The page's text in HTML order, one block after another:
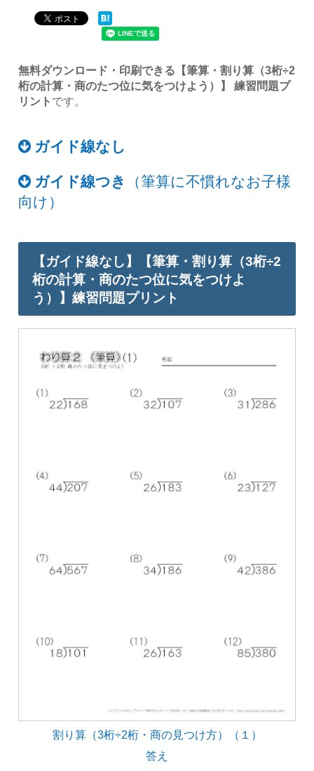
無料ダウンロード・印刷できる【筆算・割り算（3桁÷2
桁の計算・商のたつ位に気をつけよう）】 練習問題プ
リント です。
ガイド線なし
ガイド線つき
（筆算に不慣れなお子様
向け）
【ガイド線なし】【筆算・割り算（3桁÷2
桁の計算・商のたつ位に気をつけよ
う）】練習問題プリント
割り算（3桁÷2桁・商の見つけ方）（１）
答え